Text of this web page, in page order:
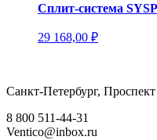
Сплит-система
29 168,00 ₽
Санкт-Петербург,
8 800 511-44-31
Ventico@inbox.ru